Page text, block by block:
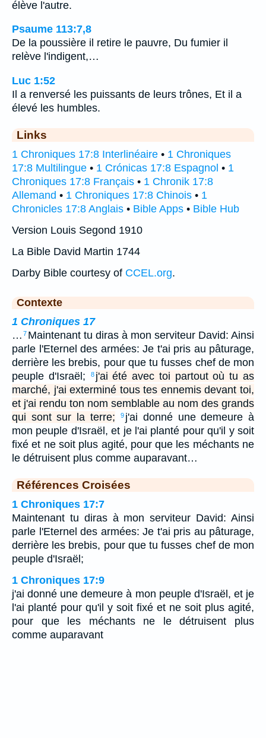
élève l'autre.
Psaume 113:7,8
De la poussière il retire le pauvre, Du fumier il
relève l'indigent,…
Luc 1:52
Il a renversé les puissants de leurs trônes, Et il a
élevé les humbles.
Links
1 Chroniques 17:8 Interlinéaire • 1 Chroniques
17:8 Multilingue • 1 Crónicas 17:8 Espagnol • 1
Chroniques 17:8 Français • 1 Chronik 17:8
Allemand • 1 Chroniques 17:8 Chinois • 1
Chronicles 17:8 Anglais • Bible Apps • Bible Hub
Version Louis Segond 1910
La Bible David Martin 1744
Darby Bible courtesy of CCEL.org.
Contexte
1 Chroniques 17
… 7 Maintenant tu diras à mon serviteur David: Ainsi
parle l'Eternel des armées: Je t'ai pris au pâturage,
derrière les brebis, pour que tu fusses chef de mon
peuple d'Israël;
8 j'ai été avec toi partout où tu as
marché, j'ai exterminé tous tes ennemis devant toi,
et j'ai rendu ton nom semblable au nom des grands
qui sont sur la terre;
9 j'ai donné une demeure à
mon peuple d'Israël, et je l'ai planté pour qu'il y soit
fixé et ne soit plus agité, pour que les méchants ne
le détruisent plus comme auparavant…
Références Croisées
1 Chroniques 17:7
Maintenant tu diras à mon serviteur David: Ainsi
parle l'Eternel des armées: Je t'ai pris au pâturage,
derrière les brebis, pour que tu fusses chef de mon
peuple d'Israël;
1 Chroniques 17:9
j'ai donné une demeure à mon peuple d'Israël, et je
l'ai planté pour qu'il y soit fixé et ne soit plus agité,
pour que les méchants ne le détruisent plus
comme auparavant